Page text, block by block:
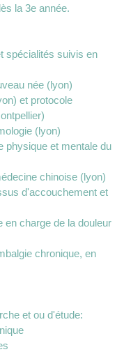
la 3e année.
spécialités suivis en
née (lyon)
et protocole
(lyon)
physique et mentale du
chinoise (lyon)
d'accouchement et
en charge de la douleur
chronique, en
et ou d'étude: